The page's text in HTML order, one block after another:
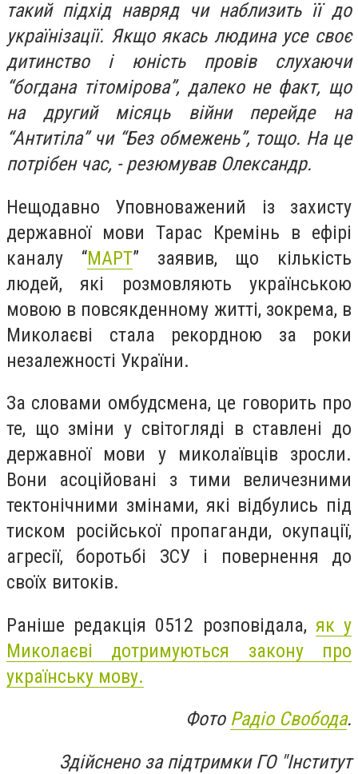
такий підхід навряд чи наблизить її до
українізації. Якщо якась людина усе своє
дитинство і юність провів слухаючи
“богдана тітомірова”, далеко не факт, що
на другий місяць війни перейде на
“Антитіла” чи “Без обмежень”, тощо. На це
потрібен час, - резюмував Олександр.
Нещодавно Уповноважений із захисту
державної мови Тарас Кремінь в ефірі
каналу “МАРТ” заявив, що кількість
людей, які розмовляють українською
мовою в повсякденному житті, зокрема, в
Миколаєві стала рекордною за роки
незалежності України.
За словами омбудсмена, це говорить про
те, що зміни у світогляді в ставлені до
державної мови у миколаївців зросли.
Вони асоційовані з тими величезними
тектонічними змінами, які відбулись під
тиском російської пропаганди, окупації,
агресії, боротьбі ЗСУ і повернення до
своїх витоків.
Раніше редакція 0512 розповідала, як у
Миколаєві дотримуються закону про
українську мову.
Фото Радіо Свобода.
Здійснено за підтримки ГО "Інститут